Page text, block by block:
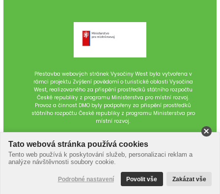
Přestavba webových stránek Vysočiny West byla vytvořena v
rámci projektu Zvýšení povědomí o turistické oblasti Vysočina
West, realizovaného za přispění prostředků státního rozpočtu
České republiky z programu Ministerstva pro místní rozvoj.
Provoz a činnost DMO byly podpořeny za přispění prostředků
státního rozpočtu České republiky z programu Ministerstva pro
místní rozvoj.
Tato webová stránka používá cookies
Tento web používá k poskytování služeb, personalizaci reklam a
analýze návštěvnosti soubory cookie.
Podrobné nastavení Povolit vše Zakázat vše